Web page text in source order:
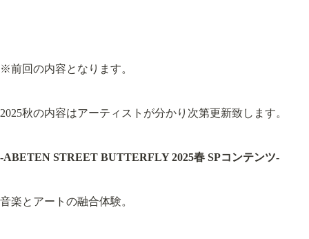
※前回の内容となります。
2025秋の内容はアーティストが分かり次第更新致します。
-ABETEN STREET BUTTERFLY 2025春 SPコンテンツ-
音楽とアートの融合体験。